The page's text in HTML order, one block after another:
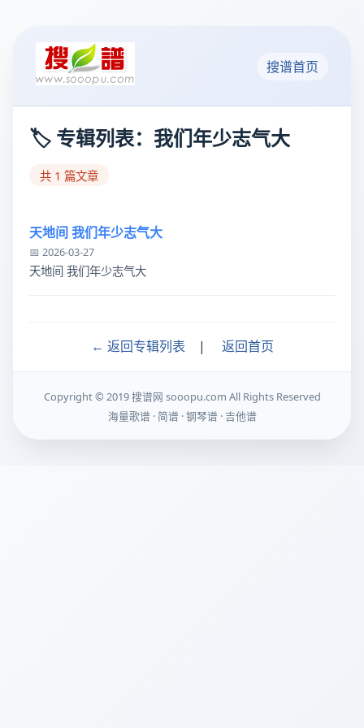
搜谱首页
🏷️ 专辑列表：我们年少志气大
共 1 篇文章
天地间 我们年少志气大
📅 2026-03-27
天地间 我们年少志气大
← 返回专辑列表 | 返回首页
Copyright © 2019 搜谱网 sooopu.com All Rights Reserved
海量歌谱 · 简谱 · 钢琴谱 · 吉他谱